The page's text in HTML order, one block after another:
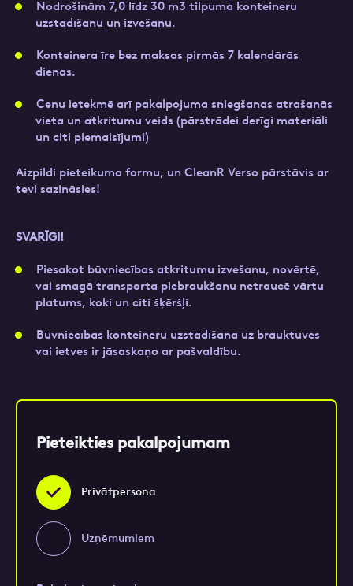
Nodrošinām 7,0 līdz 30 m3 tilpuma konteineru
uzstādīšanu un izvešanu.
Konteinera īre bez maksas pirmās 7 kalendārās
dienas.
Cenu ietekmē arī pakalpojuma sniegšanas atrašanās
vieta un atkritumu veids (pārstrādei derīgi materiāli
un citi piemaisījumi)
Aizpildi pieteikuma formu, un CleanR Verso pārstāvis ar
tevi sazināsies!
SVARĪGI!
Piesakot būvniecības atkritumu izvešanu, novērtē,
vai smagā transporta piebraukšanu netraucē vārtu
platums, koki un citi šķēršļi.
Būvniecības konteineru uzstādīšana uz brauktuves
vai ietves ir jāsaskaņo ar pašvaldību.
Pieteikties pakalpojumam
Privātpersona
Uzņēmumiem
Kontakttālrunis
Ziņa
sazināsimiesprivātuma politika.
Uzņēmumiem
“Nomales” īsteno…
Skatīt vairāk Pieteikties
E-pasts
piemērotāko konteinera izmēru.
Ziņa